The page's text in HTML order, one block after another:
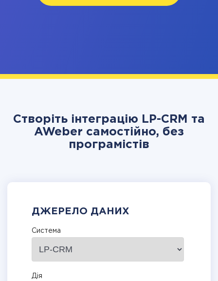
Створіть інтеграцію LP-CRM та
AWeber самостійно, без
програмістів
ДЖЕРЕЛО ДАНИХ
Система
Дія